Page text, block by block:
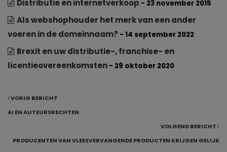
Distributie en internetverkoop - 23 november 2015
Als webshophouder het merk van een ander
voeren in de domeinnaam? - 14 september 2022
Brexit en uw distributie-, franchise- en
licentieovereenkomsten - 29 oktober 2020
VORIG BERICHT
AI EN AUTEURSRECHTEN
VOLGEND BERICHT
PRODUCENTEN VAN VLEESVERVANGENDE PRODUCTEN KRIJGEN GELIJK